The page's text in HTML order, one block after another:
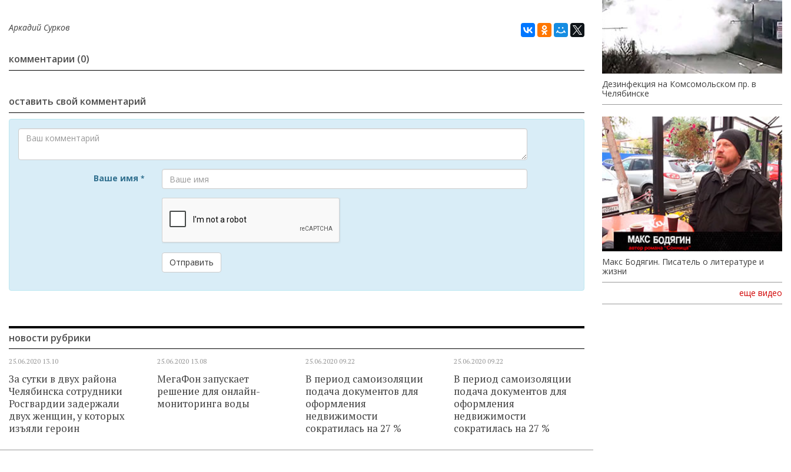
Аркадий Сурков
комментарии (0)
оставить свой комментарий
Ваше имя *
Отправить
новости рубрики
25.06.2020 13.10
За сутки в двух района
Челябинска сотрудники
Росгвардии задержали
двух женщин, у которых
изъяли героин
25.06.2020 13.08
МегаФон запускает
решение для онлайн-
мониторинга воды
25.06.2020 09.22
В период самоизоляции
подача документов для
оформления
недвижимости
сократилась на 27 %
25.06.2020 09.22
В период самоизоляции
подача документов для
оформления
недвижимости
сократилась на 27 %
Дезинфекция на Комсомольском пр. в
Челябинске
Макс Бодягин. Писатель о литературе и
жизни
еще видео